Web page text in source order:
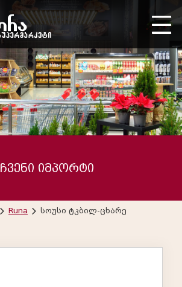
ჩვენი იმპორტი
Runa სოუსი ტკბილ-ცხარე